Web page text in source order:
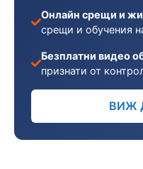
Онлайн срещи и
срещи и обучения
Безплатни видео
признати от
ВИЖ